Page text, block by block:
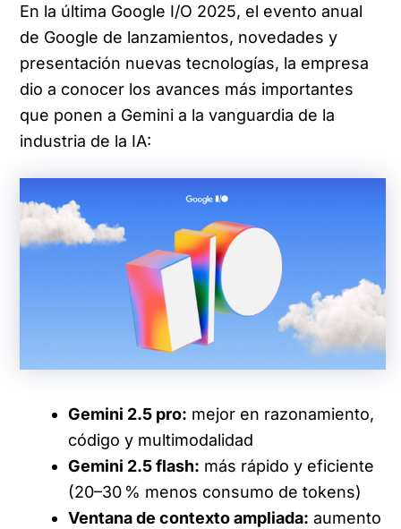
En la última Google I/O 2025, el evento anual
de Google de lanzamientos, novedades y
presentación nuevas tecnologías, la empresa
dio a conocer los avances más importantes
que ponen a Gemini a la vanguardia de la
industria de la IA:
Gemini 2.5 pro: mejor en razonamiento,
código y multimodalidad
Gemini 2.5 flash: más rápido y eficiente
(20–30 % menos consumo de tokens)
Ventana de contexto ampliada: aumento